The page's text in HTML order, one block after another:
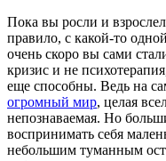
Пока вы росли и
правило, с какой-то
очень скоро вы сами
кризис и не
еще способны. Ведь на
огромный мир, целая
непознаваемая. Но
воспринимать себя
небольшим туманным